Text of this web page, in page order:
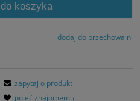
do koszyka
dodaj do przechowalni
zapytaj o produkt
poleć znajomemu